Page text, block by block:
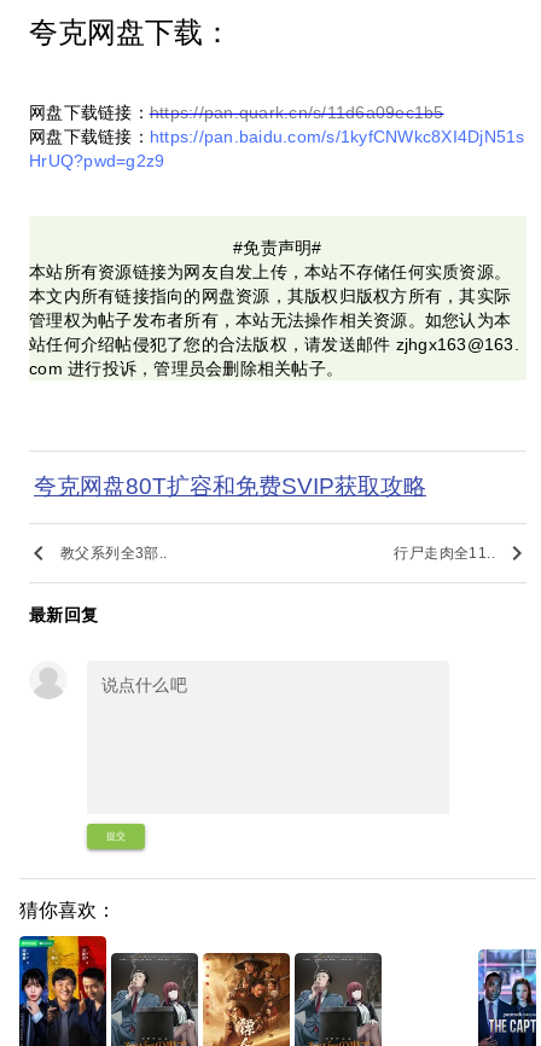
夸克网盘下载：
网盘下载链接：https://pan.quark.cn/s/11d6a09ec1b5
网盘下载链接： https://pan.baidu.com/s/1kyfCNWkc8XI4DjN51s
HrUQ?pwd=g2z9
#免责声明#
本站所有资源链接为网友自发上传，本站不存储任何实质资源。
本文内所有链接指向的网盘资源，其版权归版权方所有，其实际
管理权为帖子发布者所有，本站无法操作相关资源。如您认为本
站任何介绍帖侵犯了您的合法版权，请发送邮件 zjhgx163@163.
com 进行投诉，管理员会删除相关帖子。
夸克网盘80T扩容和免费SVIP获取攻略
keyboard_arrow_left 教父系列全3部.. 行尸走肉全11.. keyboard_arrow_right
最新回复
提交
猜你喜欢：